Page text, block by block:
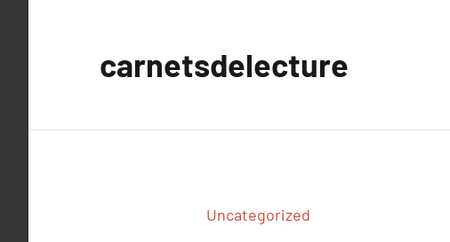
carnetsdelecture
Uncategorized